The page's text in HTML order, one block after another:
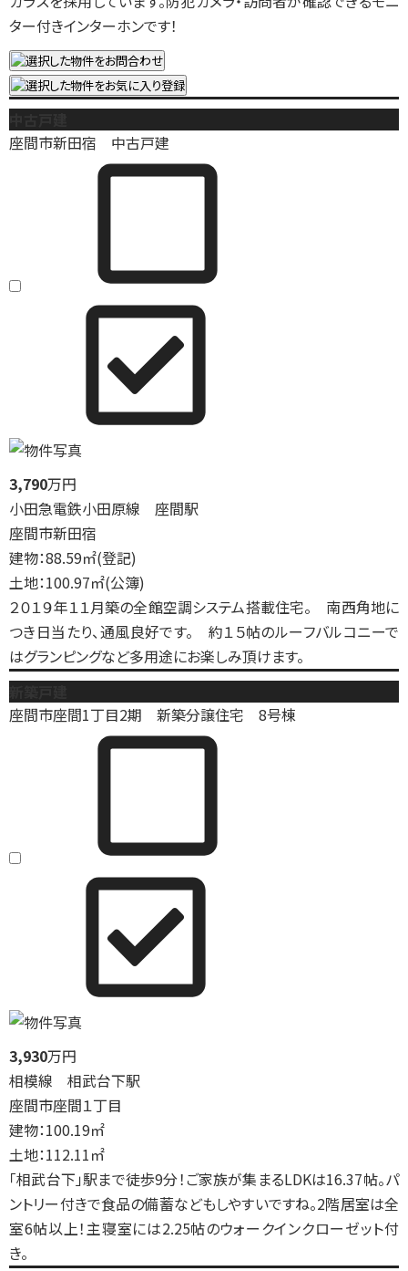
ター付きインターホンです！
座間市新田宿 中古戸建
3,790万円
小田急電鉄小田原線 座間駅
座間市新田宿
建物：88.59㎡(登記)
土地：100.97㎡(公簿)
２０１９年１１月築の全館空調システム搭載住宅。 南西角地に
つき日当たり、通風良好です。 約１５帖のルーフバルコニーで
はグランピングなど多用途にお楽しみ頂けます。
座間市座間1丁目2期 新築分譲住宅 8号棟
3,930万円
相模線 相武台下駅
座間市座間１丁目
建物：100.19㎡
土地：112.11㎡
「相武台下」駅まで徒歩9分！ご家族が集まるLDKは16.37帖。パ
ントリー付きで食品の備蓄などもしやすいですね。2階居室は全
室6帖以上！主寝室には2.25帖のウォークインクローゼット付
き。